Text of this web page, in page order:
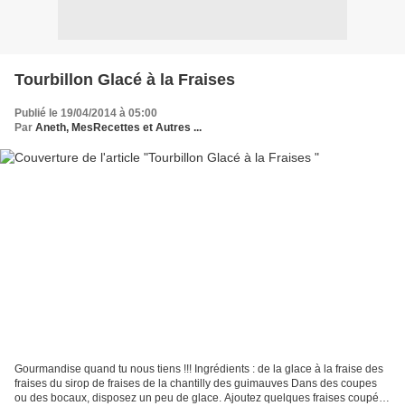
Tourbillon Glacé à la Fraises
Publié le 19/04/2014 à 05:00
Par Aneth, MesRecettes et Autres ...
Gourmandise quand tu nous tiens !!! Ingrédients : de la glace à la fraise des
fraises du sirop de fraises de la chantilly des guimauves Dans des coupes
ou des bocaux, disposez un peu de glace. Ajoutez quelques fraises coupés